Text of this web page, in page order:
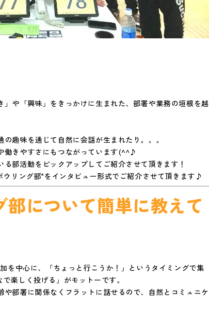
や「興味」をきっかけに生まれた、部署や業務の垣根を越
趣味を通じて自然に会話が生まれたり。。。
働きやすさにもつながっています(^^♪
部活動をピックアップしてご紹介させて頂きます！
リング部"をインタビュー形式でご紹介させて頂きます♪
について簡単に教えて
を中心に、「ちょっと行こうか！」というタイミングで集
楽しく投げる」がモットーです。
部署に関係なくフラットに話せるので、自然とコミュニケ